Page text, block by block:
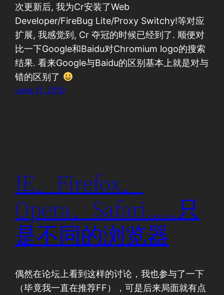
次更新后, 我为Cr安装了Web
Developer/FireBug Lite/Proxy Switchy!等对应
扩展, 我感觉到, Cr 夺冠的时候已经到了. 顺便对
比一下Google和Baidu对Chromium logo的搜索
结果. 看来Google与Baidu的区别基本上就是对与
错的区别了
June 11, 2010
IE、Firefox、
Opera、Safari……只
是不同的浏览器
偶然在论坛上看到这样的讨论，我也参与了一下
（毕竟我一直在推荐FF），可是后来局面就有点